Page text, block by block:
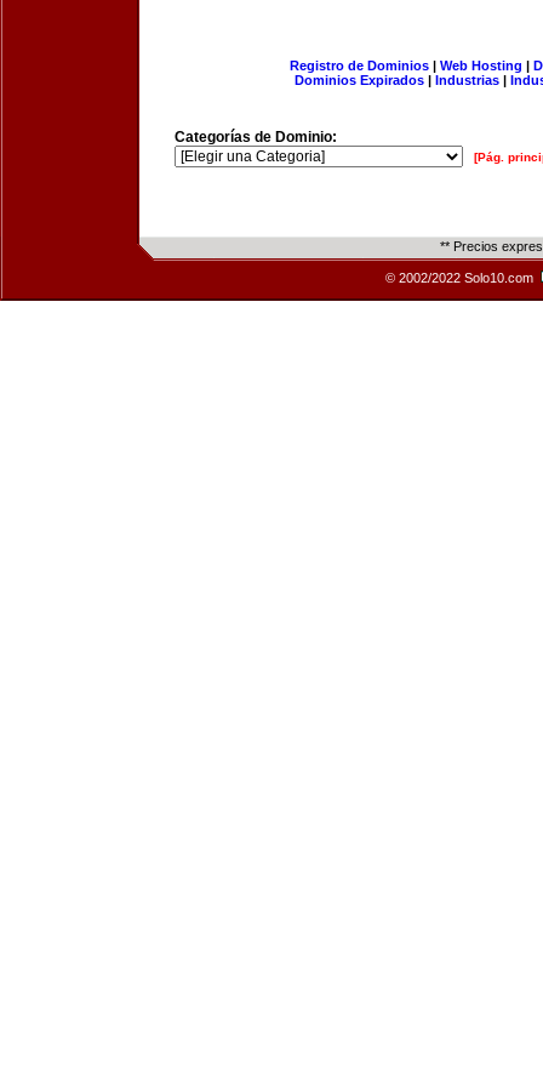
Registro de Dominios| Web Hosting |
Dominios Expirados | Industrias |
Categorías de Dominio:
[Pág.
** Precios
© 2002/2022 Solo10.com